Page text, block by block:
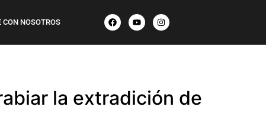
CON NOSOTROS
la extradición de